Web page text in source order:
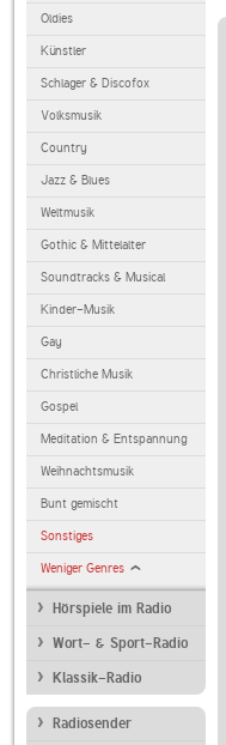
Oldies
Künstler
Schlager & Discofox
Volksmusik
Country
Jazz & Blues
Weltmusik
Gothic & Mittelalter
Soundtracks & Musical
Kinder-Musik
Gay
Christliche Musik
Gospel
Meditation & Entspannung
Weihnachtsmusik
Bunt gemischt
Sonstiges
Weniger Genres
Hörspiele im Radio
Wort- & Sport-Radio
Klassik-Radio
Radiosender